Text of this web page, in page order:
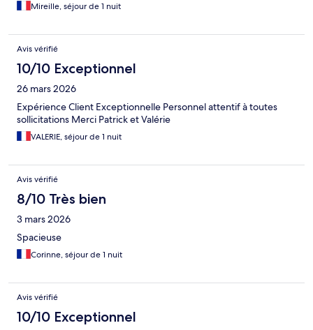
Mireille, séjour de 1 nuit
Avis vérifié
10/10 Exceptionnel
26 mars 2026
Expérience Client Exceptionnelle Personnel attentif à toutes
sollicitations Merci Patrick et Valérie
VALERIE, séjour de 1 nuit
Avis vérifié
8/10 Très bien
3 mars 2026
Spacieuse
Corinne, séjour de 1 nuit
Avis vérifié
10/10 Exceptionnel